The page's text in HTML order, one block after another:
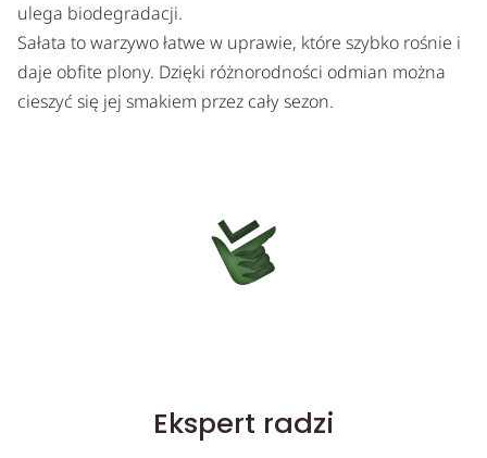
ulega biodegradacji.
Sałata to warzywo łatwe w uprawie, które szybko rośnie i
daje obfite plony. Dzięki różnorodności odmian można
cieszyć się jej smakiem przez cały sezon.
Ekspert radzi